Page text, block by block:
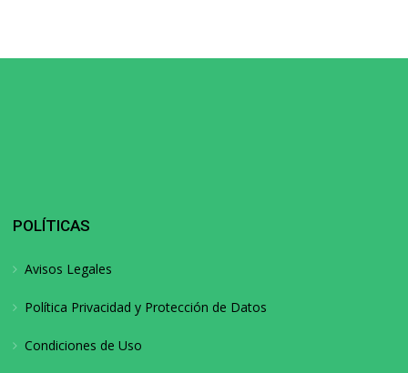
POLÍTICAS
Avisos Legales
Política Privacidad y Protección de Datos
Condiciones de Uso